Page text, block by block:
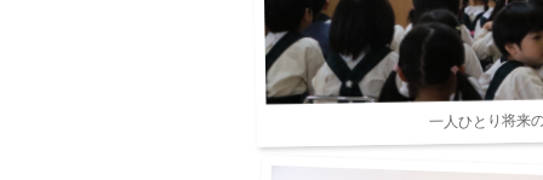
一人ひとり将来